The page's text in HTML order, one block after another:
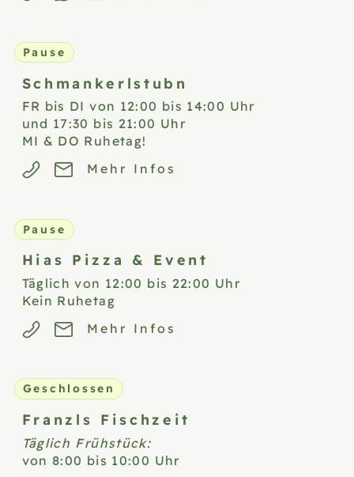
Schmankerlstubn
Pause
FR bis DI von 12:00 bis 14:00 Uhr
und 17:30 bis 21:00 Uhr
MI & DO Ruhetag!
Mehr Infos
Hias Pizza & Event
Pause
Täglich von 12:00 bis 22:00 Uhr
Kein Ruhetag
Mehr Infos
Franzls Fischzeit
Geschlossen
Täglich Frühstück:
von 8:00 bis 10:00 Uhr